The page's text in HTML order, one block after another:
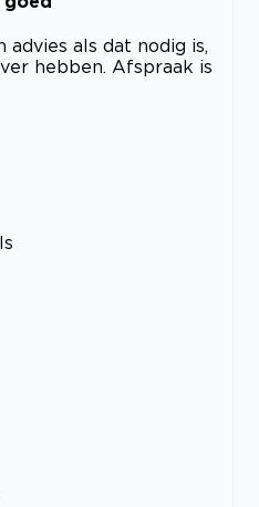
advies als dat nodig is,
hebben. Afspraak is